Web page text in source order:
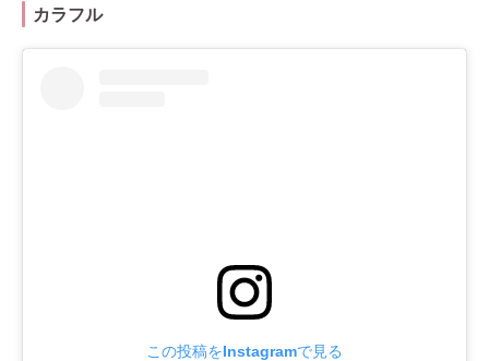
カラフル
この投稿をInstagramで見る